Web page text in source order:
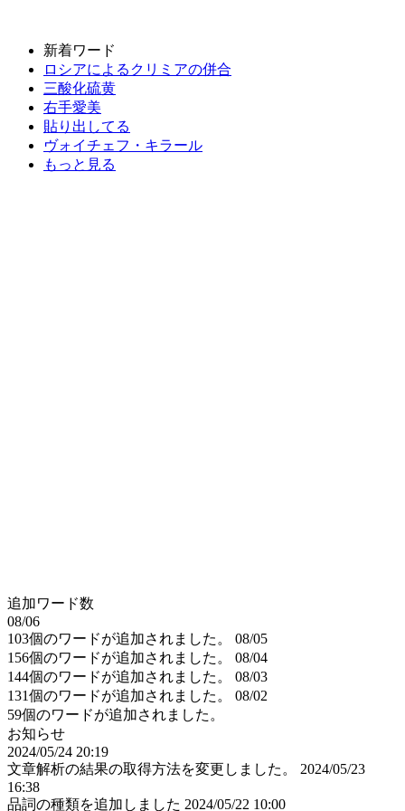
新着ワード
ロシアによるクリミアの併合
三酸化硫黄
右手愛美
貼り出してる
ヴォイチェフ・キラール
もっと見る
追加ワード数
08/06
103個のワードが追加されました。
08/05
156個のワードが追加されました。
08/04
144個のワードが追加されました。
08/03
131個のワードが追加されました。
08/02
59個のワードが追加されました。
お知らせ
2024/05/24 20:19
文章解析の結果の取得方法を変更しました。
2024/05/23
16:38
品詞の種類を追加しました 2024/05/22 10:00